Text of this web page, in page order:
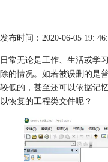
发布时间：2020-06-05 19:
日常无论是工作、生活或学
除的情况。如若被误删的是
较低的，甚至还可以依据记
以恢复的工程类文件呢？